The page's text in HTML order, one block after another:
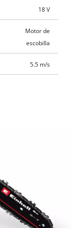
18 V
Motor de
escobilla
5.5 m/s